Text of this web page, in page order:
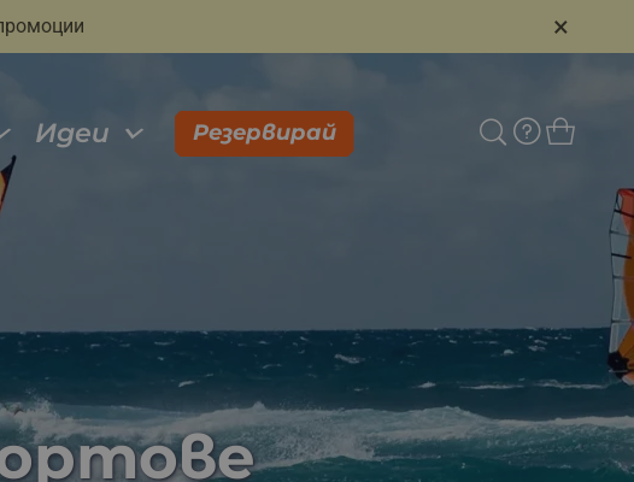
×
Идеи Резервирай